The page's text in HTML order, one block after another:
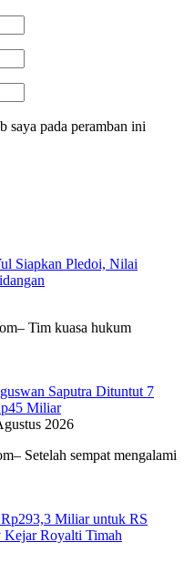
saya pada peramban ini
Siapkan Pledoi, Nilai
Tim kuasa hukum
Saputra Dituntut 7
Miliar
2026
Setelah sempat mengalami
Miliar untuk RS
Kejar Royalti Timah